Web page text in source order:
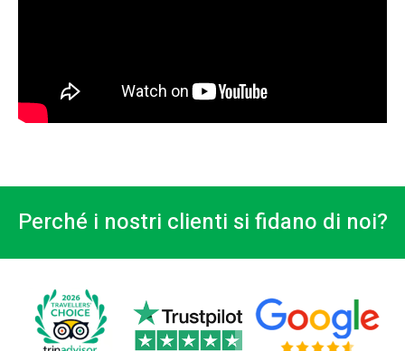
Perché i nostri clienti si fidano di noi?